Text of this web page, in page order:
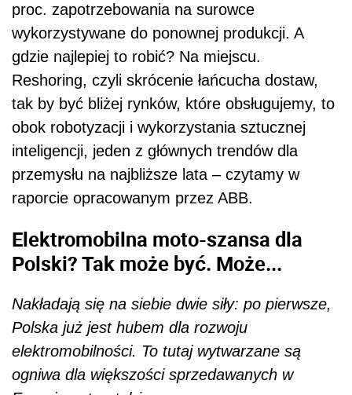
proc. zapotrzebowania na surowce
wykorzystywane do ponownej produkcji. A
gdzie najlepiej to robić? Na miejscu.
Reshoring, czyli skrócenie łańcucha dostaw,
tak by być bliżej rynków, które obsługujemy, to
obok robotyzacji i wykorzystania sztucznej
inteligencji, jeden z głównych trendów dla
przemysłu na najbliższe lata – czytamy w
raporcie opracowanym przez ABB.
Elektromobilna moto-szansa dla
Polski? Tak może być. Może...
Nakładają się na siebie dwie siły: po pierwsze,
Polska już jest hubem dla rozwoju
elektromobilności. To tutaj wytwarzane są
ogniwa dla większości sprzedawanych w